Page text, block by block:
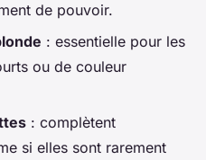
de pouvoir.
: essentielle pour les
ou de couleur
: complètent
si elles sont rarement